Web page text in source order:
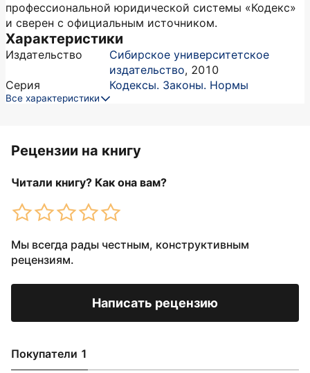
профессиональной юридической системы «Кодекс»
и сверен с официальным источником.
Характеристики
Издательство
Сибирское университетское
издательство, 2010
Серия
Кодексы. Законы. Нормы
Все характеристики
Рецензии на книгу
Читали книгу? Как она вам?
Мы всегда рады честным, конструктивным
рецензиям.
Написать рецензию
Покупатели 1